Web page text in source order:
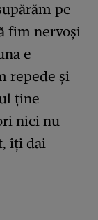
pe
fim nervoși
e
repede și
ține
nici nu
îți dai